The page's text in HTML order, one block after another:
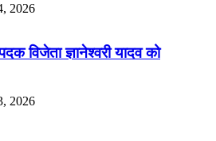
2026
विजेता ज्ञानेश्वरी यादव को
2026